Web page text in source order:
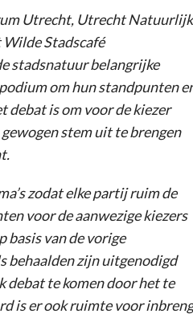
Utrecht, Utrecht
Stadscafé
stadsnatuur belangrijke
om hun standpunten
debat is om voor de kiezer
stem uit te brengen
zodat elke partij ruim de
voor de aanwezige kiezers
basis van de vorige
behaalden zijn uitgenodigd
debat te komen door het te
is er ook ruimte voor inbreng